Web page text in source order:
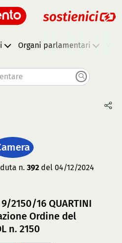
Organi parlamentari
n. 392 del 04/12/2024
2150/16 QUARTINI
Ordine del
n. 2150